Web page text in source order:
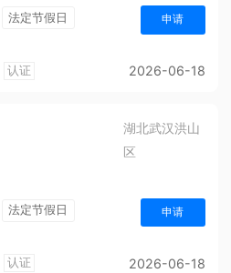
法定节假日 申请
认证 2026-06-18
湖北武汉洪山
区
法定节假日 申请
认证 2026-06-18